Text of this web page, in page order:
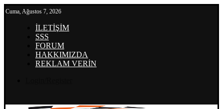
Cuma, Ağustos 7, 2026
İLETİŞİM
SSS
FORUM
HAKKIMIZDA
REKLAM VERİN